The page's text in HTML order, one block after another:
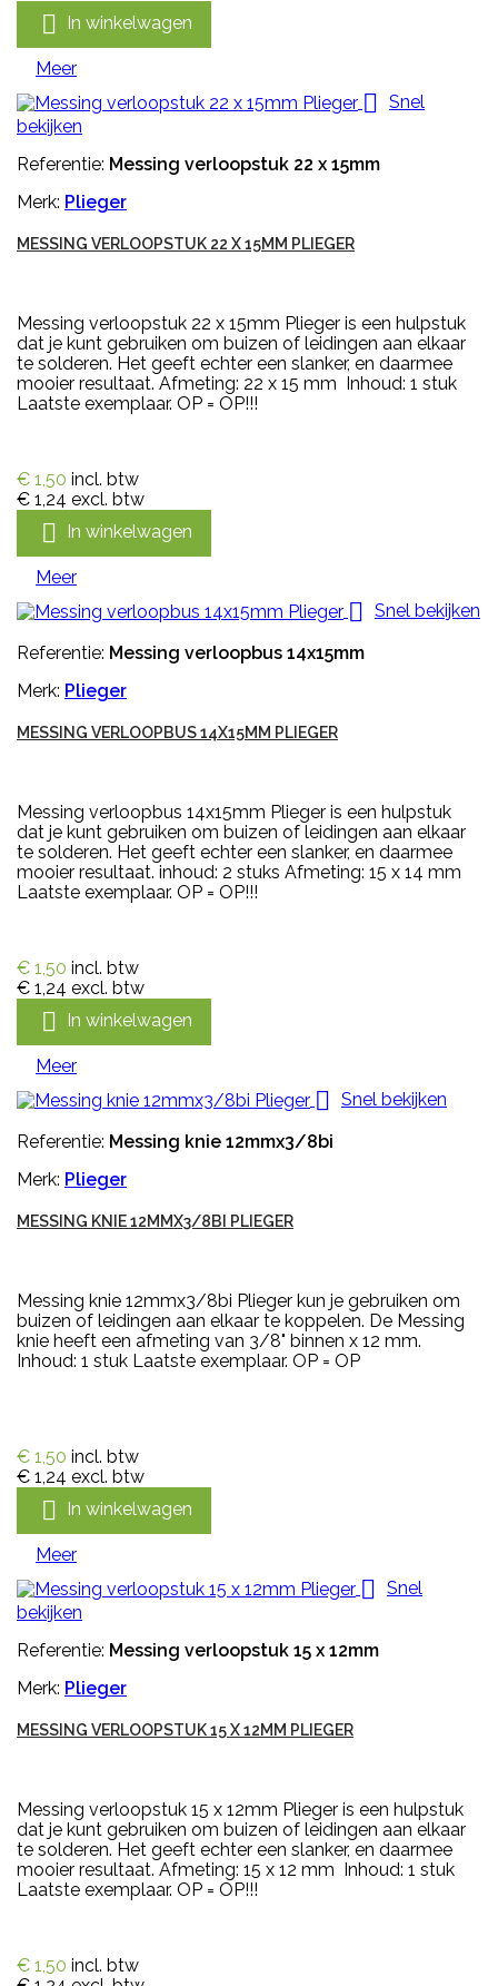
 In winkelwagen
Meer
 Snel
bekijken
Referentie: Messing verloopstuk 22 x 15mm
Merk: Plieger
MESSING VERLOOPSTUK 22 X 15MM PLIEGER
Messing verloopstuk 22 x 15mm Plieger is een hulpstuk
dat je kunt gebruiken om buizen of leidingen aan elkaar
te solderen. Het geeft echter een slanker, en daarmee
mooier resultaat. Afmeting: 22 x 15 mm Inhoud: 1 stuk
Laatste exemplaar. OP = OP!!!
€ 1,50 incl. btw
€ 1,24 excl. btw
 In winkelwagen
Meer
 Snel bekijken
Referentie: Messing verloopbus 14x15mm
Merk: Plieger
MESSING VERLOOPBUS 14X15MM PLIEGER
Messing verloopbus 14x15mm Plieger is een hulpstuk
dat je kunt gebruiken om buizen of leidingen aan elkaar
te solderen. Het geeft echter een slanker, en daarmee
mooier resultaat. inhoud: 2 stuks Afmeting: 15 x 14 mm
Laatste exemplaar. OP = OP!!!
€ 1,50 incl. btw
€ 1,24 excl. btw
 In winkelwagen
Meer
 Snel bekijken
Referentie: Messing knie 12mmx3/8bi
Merk: Plieger
MESSING KNIE 12MMX3/8BI PLIEGER
Messing knie 12mmx3/8bi Plieger kun je gebruiken om
buizen of leidingen aan elkaar te koppelen. De Messing
knie heeft een afmeting van 3/8" binnen x 12 mm.
Inhoud: 1 stuk Laatste exemplaar. OP = OP
€ 1,50 incl. btw
€ 1,24 excl. btw
 In winkelwagen
Meer
 Snel
bekijken
Referentie: Messing verloopstuk 15 x 12mm
Merk: Plieger
MESSING VERLOOPSTUK 15 X 12MM PLIEGER
Messing verloopstuk 15 x 12mm Plieger is een hulpstuk
dat je kunt gebruiken om buizen of leidingen aan elkaar
te solderen. Het geeft echter een slanker, en daarmee
mooier resultaat. Afmeting: 15 x 12 mm Inhoud: 1 stuk
Laatste exemplaar. OP = OP!!!
€ 1,50 incl. btw